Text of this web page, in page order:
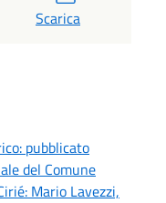
Scarica
pubblicato
del Comune
Mario Lavezzi,